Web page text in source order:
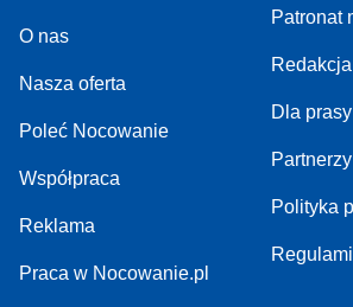
O nas
Nasza oferta
Poleć Nocowanie
Współpraca
Reklama
Praca w Nocowanie.pl
Patronat
Redakcja
Dla prasy
Partnerzy
Polityka